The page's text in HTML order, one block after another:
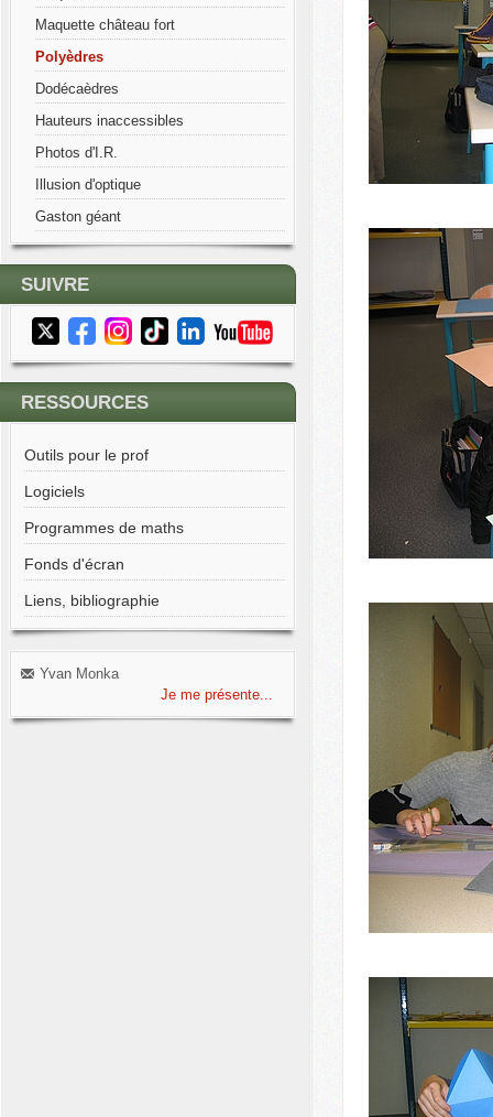
Maquette château fort
Polyèdres
Dodécaèdres
Hauteurs inaccessibles
Photos d'I.R.
Illusion d'optique
Gaston géant
SUIVRE
RESSOURCES
Outils pour le prof
Logiciels
Programmes de maths
Fonds d'écran
Liens, bibliographie
Yvan Monka
Je me présente...